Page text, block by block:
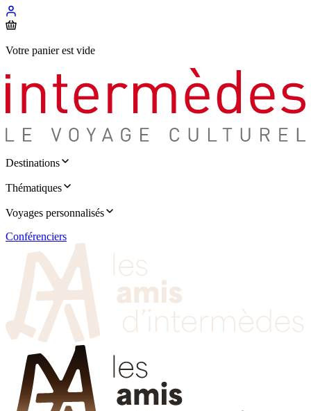
Votre panier est vide
Destinations
Thématiques
Voyages personnalisés
Conférenciers